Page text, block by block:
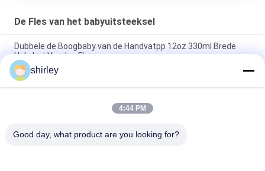
De Fles van het babyuitsteeksel
Dubbele de Boogbaby van de Handvatpp 12oz 330ml Brede
Hals het Voeden Fles
van het de Halspp Polypropyleen van 9oz 260ml Brede van de
de Boogbaby het Uitsteekselfles
Het Polypropyleenbaby van BPA Vrije FDA het Voeden
shirley
4:44 PM
Good day, what product are you looking for?